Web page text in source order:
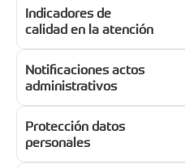
Indicadores de
calidad en la atención
Notificaciones actos
administrativos
Protección datos
personales